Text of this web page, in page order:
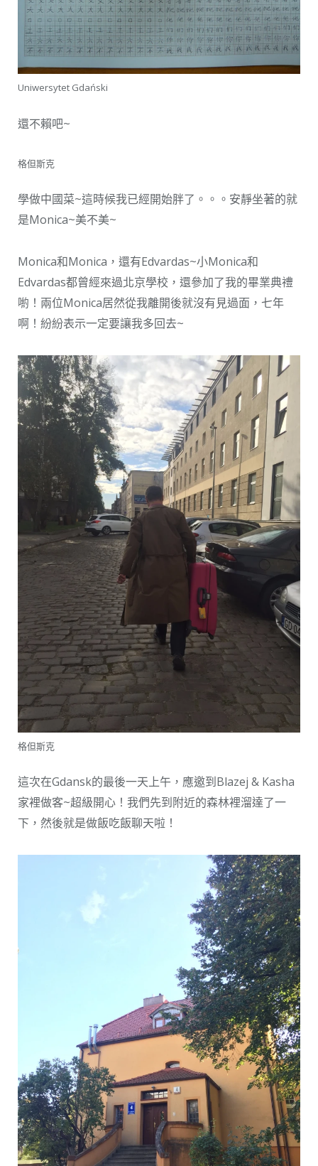
Uniwersytet Gdański
還不賴吧~
格但斯克
學做中國菜~這時候我已經開始胖了。。。安靜坐著的就
是Monica~美不美~
Monica和Monica，還有Edvardas~小Monica和
Edvardas都曾經來過北京學校，還參加了我的畢業典禮
喲！兩位Monica居然從我離開後就沒有見過面，七年
啊！紛紛表示一定要讓我多回去~
格但斯克
這次在Gdansk的最後一天上午，應邀到Blazej & Kasha
家裡做客~超級開心！我們先到附近的森林裡溜達了一
下，然後就是做飯吃飯聊天啦！